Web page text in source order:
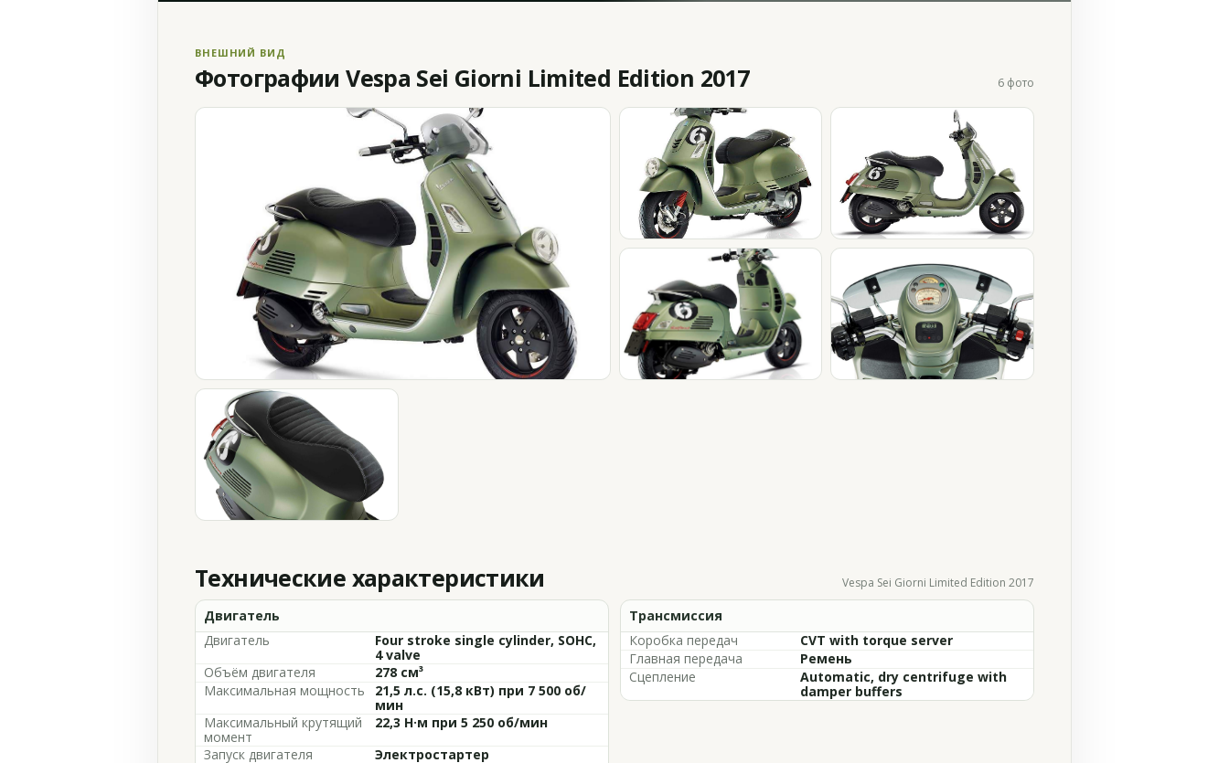
ВНЕШНИЙ ВИД
Фотографии Vespa Sei Giorni Limited Edition 2017 6 фото
Технические характеристики Vespa Sei Giorni Limited Edition 2017
Двигатель
Двигатель
Four stroke single cylinder, SOHC,
4 valve
Объём двигателя
278 см³
Максимальная мощность
21,5 л.с. (15,8 кВт) при 7 500 об/
мин
Максимальный крутящий
момент
22,3 Н·м при 5 250 об/мин
Запуск двигателя
Электростартер
Трансмиссия
Коробка передач
CVT with torque server
Главная передача
Ремень
Сцепление
Automatic, dry centrifuge with
damper buffers